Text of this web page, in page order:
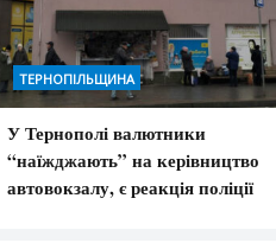
ТЕРНОПІЛЬЩИНА
У Тернополі валютники
“наїжджають” на керівництво
автовокзалу, є реакція поліції